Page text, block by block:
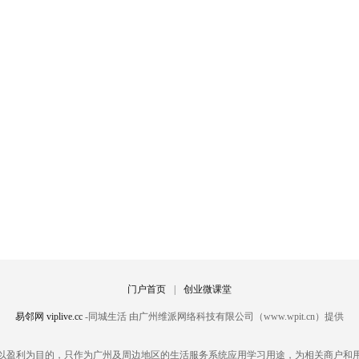
门户首页 创业微课堂
易邻网 viplive.cc -同城生活 由广州维派网络科技有限公司（www.wpit.cn）提供
盈利为目的，只作为广州及周边地区的生活服务系统应用学习用途，为相关商户和